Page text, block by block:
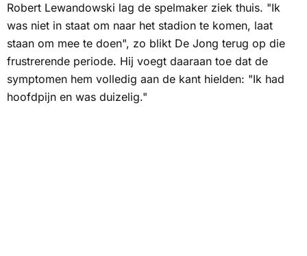
Robert Lewandowski lag de spelmaker ziek thuis. "Ik
was niet in staat om naar het stadion te komen, laat
staan om mee te doen", zo blikt De Jong terug op die
frustrerende periode. Hij voegt daaraan toe dat de
symptomen hem volledig aan de kant hielden: "Ik had
hoofdpijn en was duizelig."